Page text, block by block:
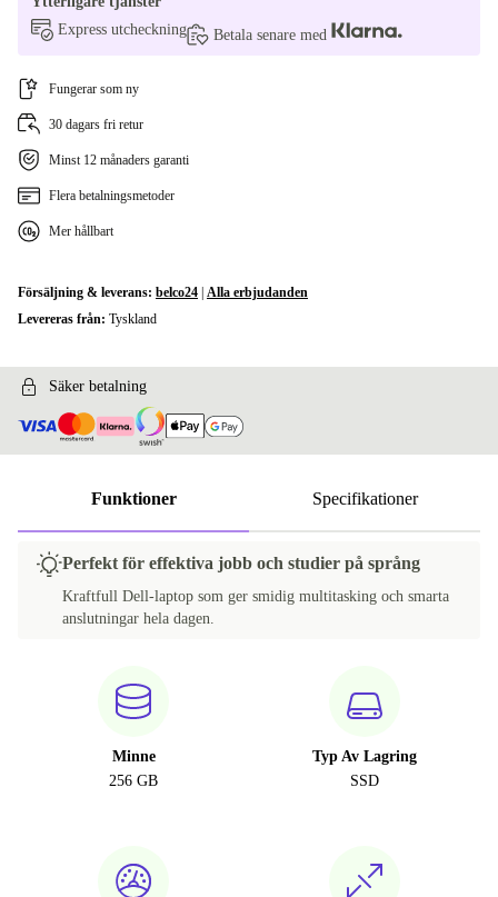
Express utcheckning
Betala senare med
Fungerar som ny
30 dagars fri retur
Minst 12 månaders garanti
Flera betalningsmetoder
Mer hållbart
Försäljning & leverans: belco24 Alla erbjudanden
Levereras från: Tyskland
Säker betalning
Funktioner Specifikationer
Perfekt för effektiva jobb och studier på språng
Kraftfull Dell-laptop som ger smidig multitasking och smarta
anslutningar hela dagen.
Minne
256 GB
Typ Av Lagring
SSD